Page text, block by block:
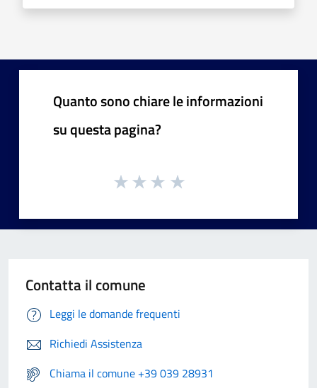
Quanto sono chiare le informazioni
su questa pagina?
Contatta il comune
Leggi le domande frequenti
Richiedi Assistenza
Chiama il comune +39 039 28931